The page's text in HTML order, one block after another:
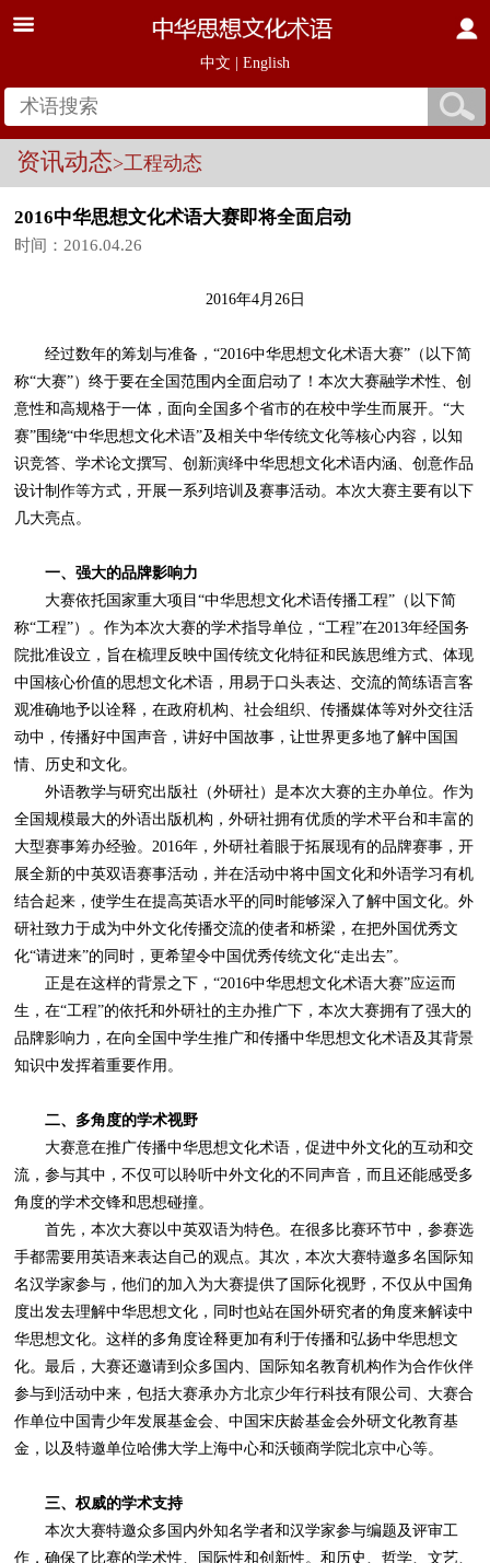
中文 English
资讯动态>工程动态
2016中华思想文化术语大赛即将全面启动
时间：2016.04.26
2016年4月26日
经过数年的筹划与准备，“2016中华思想文化术语大赛”（以下简
称“大赛”）终于要在全国范围内全面启动了！本次大赛融学术性、创
意性和高规格于一体，面向全国多个省市的在校中学生而展开。“大
赛”围绕“中华思想文化术语”及相关中华传统文化等核心内容，以知
识竞答、学术论文撰写、创新演绎中华思想文化术语内涵、创意作品
设计制作等方式，开展一系列培训及赛事活动。本次大赛主要有以下
几大亮点。
一、强大的品牌影响力
大赛依托国家重大项目“中华思想文化术语传播工程”（以下简
称“工程”）。作为本次大赛的学术指导单位，“工程”在2013年经国务
院批准设立，旨在梳理反映中国传统文化特征和民族思维方式、体现
中国核心价值的思想文化术语，用易于口头表达、交流的简练语言客
观准确地予以诠释，在政府机构、社会组织、传播媒体等对外交往活
动中，传播好中国声音，讲好中国故事，让世界更多地了解中国国
情、历史和文化。
外语教学与研究出版社（外研社）是本次大赛的主办单位。作为
全国规模最大的外语出版机构，外研社拥有优质的学术平台和丰富的
大型赛事筹办经验。2016年，外研社着眼于拓展现有的品牌赛事，开
展全新的中英双语赛事活动，并在活动中将中国文化和外语学习有机
结合起来，使学生在提高英语水平的同时能够深入了解中国文化。外
研社致力于成为中外文化传播交流的使者和桥梁，在把外国优秀文
化“请进来”的同时，更希望令中国优秀传统文化“走出去”。
正是在这样的背景之下，“2016中华思想文化术语大赛”应运而
生，在“工程”的依托和外研社的主办推广下，本次大赛拥有了强大的
品牌影响力，在向全国中学生推广和传播中华思想文化术语及其背景
知识中发挥着重要作用。
二、多角度的学术视野
大赛意在推广传播中华思想文化术语，促进中外文化的互动和交
流，参与其中，不仅可以聆听中外文化的不同声音，而且还能感受多
角度的学术交锋和思想碰撞。
首先，本次大赛以中英双语为特色。在很多比赛环节中，参赛选
手都需要用英语来表达自己的观点。其次，本次大赛特邀多名国际知
名汉学家参与，他们的加入为大赛提供了国际化视野，不仅从中国角
度出发去理解中华思想文化，同时也站在国外研究者的角度来解读中
华思想文化。这样的多角度诠释更加有利于传播和弘扬中华思想文
化。最后，大赛还邀请到众多国内、国际知名教育机构作为合作伙伴
参与到活动中来，包括大赛承办方北京少年行科技有限公司、大赛合
作单位中国青少年发展基金会、中国宋庆龄基金会外研文化教育基
金，以及特邀单位哈佛大学上海中心和沃顿商学院北京中心等。
三、权威的学术支持
本次大赛特邀众多国内外知名学者和汉学家参与编题及评审工
作，确保了比赛的学术性、国际性和创新性。和历史、哲学、文艺、